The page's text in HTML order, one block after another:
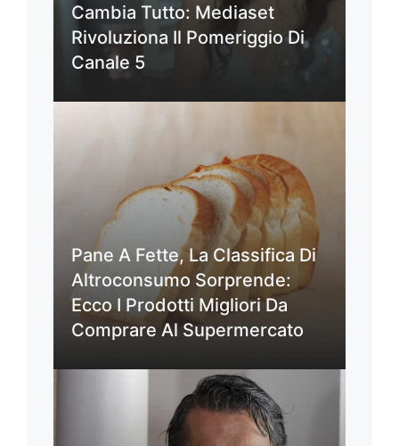
Cambia Tutto: Mediaset
Rivoluziona Il Pomeriggio Di
Canale 5
Pane A Fette, La Classifica Di
Altroconsumo Sorprende:
Ecco I Prodotti Migliori Da
Comprare Al Supermercato